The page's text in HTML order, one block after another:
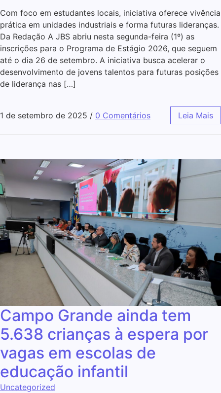
Com foco em estudantes locais, iniciativa oferece vivência
prática em unidades industriais e forma futuras lideranças.
Da Redação A JBS abriu nesta segunda-feira (1º) as
inscrições para o Programa de Estágio 2026, que seguem
até o dia 26 de setembro. A iniciativa busca acelerar o
desenvolvimento de jovens talentos para futuras posições
de liderança nas […]
1 de setembro de 2025 / 0 Comentários Leia Mais
Campo Grande ainda tem
5.638 crianças à espera por
vagas em escolas de
educação infantil
Uncategorized